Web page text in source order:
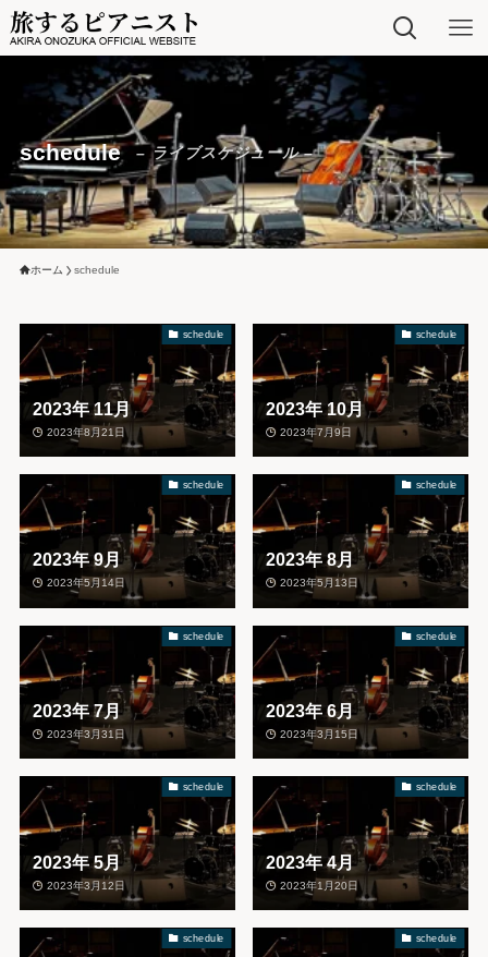
schedule – ライブスケジュール –
ホーム schedule
schedule
2023年 11月
2023年8月21日
schedule
2023年 10月
2023年7月9日
schedule
2023年 9月
2023年5月14日
schedule
2023年 8月
2023年5月13日
schedule
2023年 7月
2023年3月31日
schedule
2023年 6月
2023年3月15日
schedule
2023年 5月
2023年3月12日
schedule
2023年 4月
2023年1月20日
schedule schedule